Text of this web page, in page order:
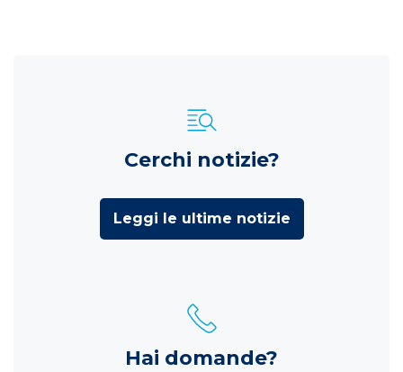
Cerchi notizie?
Leggi le ultime notizie
Hai domande?